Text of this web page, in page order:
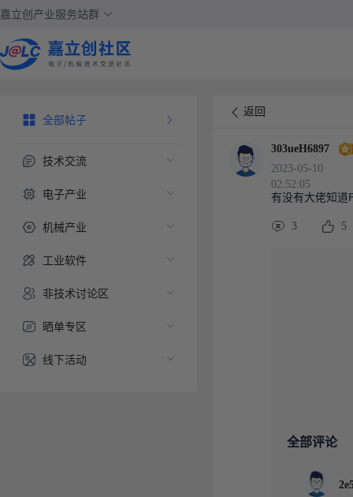
嘉立创产业服务站群
全部帖子
技术交流
电子产业
机械产业
工业软件
非技术讨论区
晒单专区
线下活动
返回
303ueH6897
2023-05-10
02:52:05
有没有大佬知道
3 5
全部评论